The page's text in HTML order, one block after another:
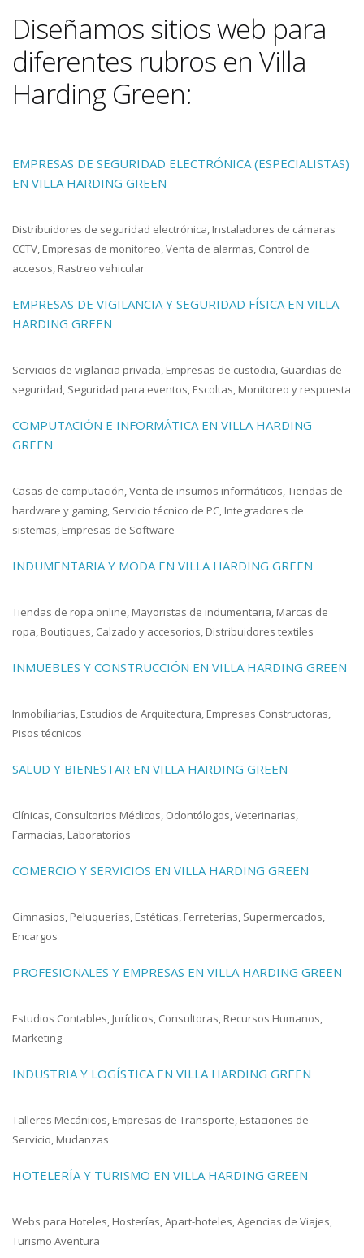
Diseñamos sitios web para
diferentes rubros en Villa
Harding Green:
EMPRESAS DE SEGURIDAD ELECTRÓNICA (ESPECIALISTAS)
EN VILLA HARDING GREEN
Distribuidores de seguridad electrónica, Instaladores de cámaras
CCTV, Empresas de monitoreo, Venta de alarmas, Control de
accesos, Rastreo vehicular
EMPRESAS DE VIGILANCIA Y SEGURIDAD FÍSICA EN VILLA
HARDING GREEN
Servicios de vigilancia privada, Empresas de custodia, Guardias de
seguridad, Seguridad para eventos, Escoltas, Monitoreo y respuesta
COMPUTACIÓN E INFORMÁTICA EN VILLA HARDING
GREEN
Casas de computación, Venta de insumos informáticos, Tiendas de
hardware y gaming, Servicio técnico de PC, Integradores de
sistemas, Empresas de Software
INDUMENTARIA Y MODA EN VILLA HARDING GREEN
Tiendas de ropa online, Mayoristas de indumentaria, Marcas de
ropa, Boutiques, Calzado y accesorios, Distribuidores textiles
INMUEBLES Y CONSTRUCCIÓN EN VILLA HARDING GREEN
Inmobiliarias, Estudios de Arquitectura, Empresas Constructoras,
Pisos técnicos
SALUD Y BIENESTAR EN VILLA HARDING GREEN
Clínicas, Consultorios Médicos, Odontólogos, Veterinarias,
Farmacias, Laboratorios
COMERCIO Y SERVICIOS EN VILLA HARDING GREEN
Gimnasios, Peluquerías, Estéticas, Ferreterías, Supermercados,
Encargos
PROFESIONALES Y EMPRESAS EN VILLA HARDING GREEN
Estudios Contables, Jurídicos, Consultoras, Recursos Humanos,
Marketing
INDUSTRIA Y LOGÍSTICA EN VILLA HARDING GREEN
Talleres Mecánicos, Empresas de Transporte, Estaciones de
Servicio, Mudanzas
HOTELERÍA Y TURISMO EN VILLA HARDING GREEN
Webs para Hoteles, Hosterías, Apart-hoteles, Agencias de Viajes,
Turismo Aventura